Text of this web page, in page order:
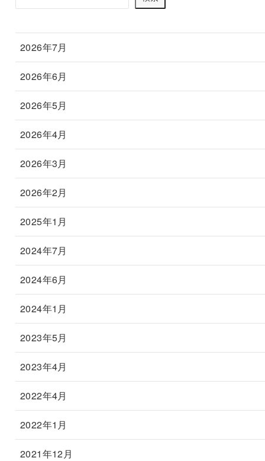
2026年7月
2026年6月
2026年5月
2026年4月
2026年3月
2026年2月
2025年1月
2024年7月
2024年6月
2024年1月
2023年5月
2023年4月
2022年4月
2022年1月
2021年12月